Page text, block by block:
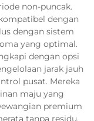
non-puncak.
dengan
dengan sistem
yang optimal.
dengan opsi
jarak jauh
pusat. Mereka
maju yang
premium
tanpa residu.